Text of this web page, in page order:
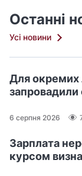
Останні
Усі новини
Для окремих
запровадили
6 серпня 2026
Зарплата
курсом